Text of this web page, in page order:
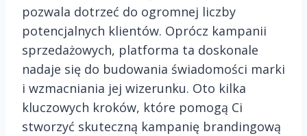
pozwala dotrzeć do ogromnej liczby
potencjalnych klientów. Oprócz kampanii
sprzedażowych, platforma ta doskonale
nadaje się do budowania świadomości marki
i wzmacniania jej wizerunku. Oto kilka
kluczowych kroków, które pomogą Ci
stworzyć skuteczną kampanię brandingową